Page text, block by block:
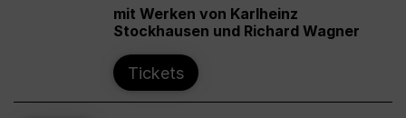
mit Werken von Karlheinz
Stockhausen und Richard Wagner
Tickets